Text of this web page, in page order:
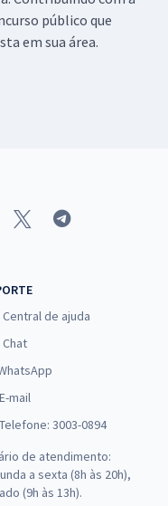
público que
em sua área.
Central de ajuda
Chat
E-mail
Telefone: 3003-0894
de atendimento:
a sexta (8h às 20h),
(9h às 13h).